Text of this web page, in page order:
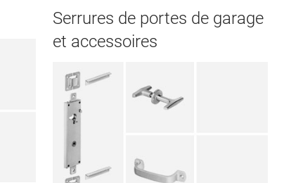
Serrures de portes de garage
et accessoires